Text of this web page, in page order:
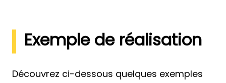
Exemple de réalisation
Découvrez ci-dessous quelques exemples